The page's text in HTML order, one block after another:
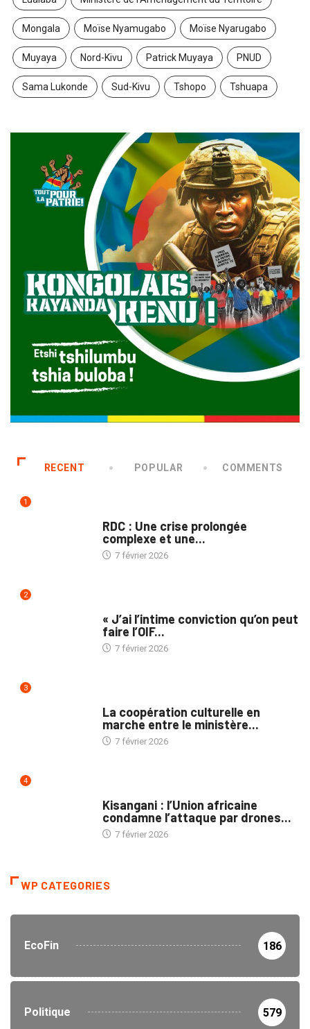
Mongala Moïse Nyamugabo Moïse Nyarugabo
Muyaya Nord-Kivu Patrick Muyaya PNUD
Sama Lukonde Sud-Kivu Tshopo Tshuapa
RECENT POPULAR COMMENTS
1
RDC : Une crise prolongée
complexe et une...
7 février 2026
2
« J’ai l’intime conviction qu’on peut
faire l’OIF...
7 février 2026
3
La coopération culturelle en
marche entre le ministère...
7 février 2026
4
Kisangani : l’Union africaine
condamne l’attaque par drones...
7 février 2026
WP CATEGORIES
EcoFin 186
Politique 579